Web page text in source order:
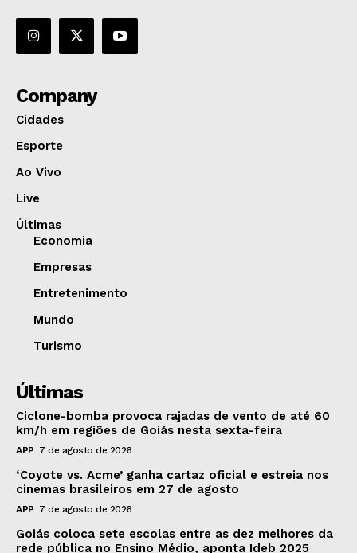
Company
Cidades
Esporte
Ao Vivo
Live
Últimas
Economia
Empresas
Entretenimento
Mundo
Turismo
Últimas
Ciclone-bomba provoca rajadas de vento de até 60
km/h em regiões de Goiás nesta sexta-feira
APP 7 de agosto de 2026
‘Coyote vs. Acme’ ganha cartaz oficial e estreia nos
cinemas brasileiros em 27 de agosto
APP 7 de agosto de 2026
Goiás coloca sete escolas entre as dez melhores da
rede pública no Ensino Médio, aponta Ideb 2025